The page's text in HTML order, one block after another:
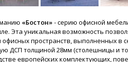
«Бостон» - серию офисной
Эта уникальная возможность
офисных пространств, выполненных
ДСП толщиной 28мм (столешницы и
европейских комплектующих,